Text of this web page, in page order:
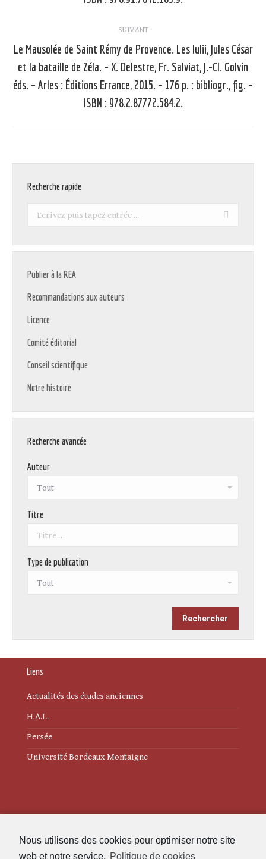
Nous utilisons des cookies pour optimiser notre site
web et notre service. Politique de cookies
SUIVANT
Article
suivant
:
Le Mausolée de Saint Rémy de Provence. Les Iulii, Jules César
et la bataille de Zéla. – X. Delestre, Fr. Salviat, J.-Cl. Golvin
éds. – Arles : Éditions Errance, 2015. – 176 p. : bibliogr., fig. –
ISBN : 978.2.87772.584.2.
Recherche rapide
Recherche
Publier à la REA
Recommandations aux auteurs
Licence
Comité éditorial
Conseil scientifique
Notre histoire
Recherche avancée
Auteur
Titre
Type de publication
Liens
Actualités des études anciennes
H.A.L.
Persée
Université Bordeaux Montaigne
Politique de cookies (UE)